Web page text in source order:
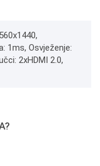
1ms, Osvježenje:
2xHDMI 2.0,